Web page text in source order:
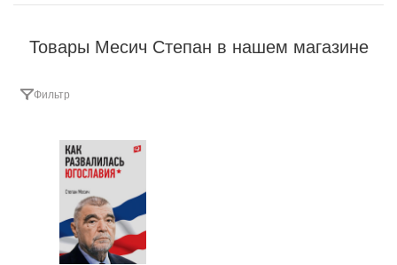
Товары Месич Степан в нашем магазине
Фильтр